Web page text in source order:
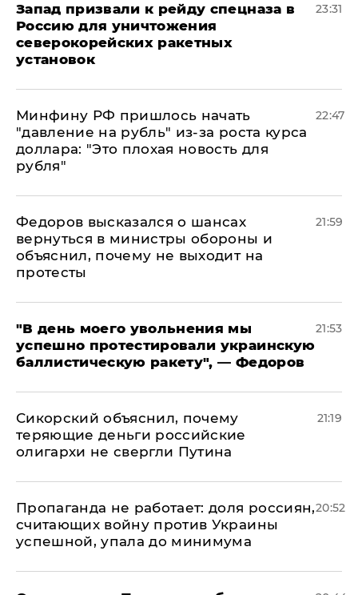
Запад призвали к рейду спецназа в
Россию для уничтожения
северокорейских ракетных
установок
23:31
Минфину РФ пришлось начать
"давление на рубль" из-за роста курса
доллара: "Это плохая новость для
рубля"
22:47
Федоров высказался о шансах
вернуться в министры обороны и
объяснил, почему не выходит на
протесты
21:59
​"В день моего увольнения мы
успешно протестировали украинскую
баллистическую ракету", — Федоров
21:53
Сикорский объяснил, почему
теряющие деньги российские
олигархи не свергли Путина
21:19
​Пропаганда не работает: доля россиян,
считающих войну против Украины
успешной, упала до минимума
20:52